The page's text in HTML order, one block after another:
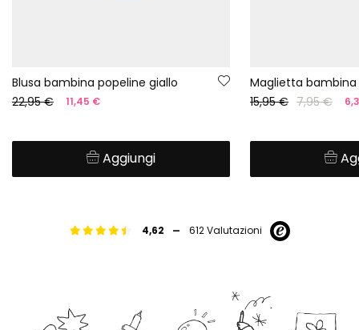
Blusa bambina popeline giallo
22,95 €
11,45 €
Aggiungi
15,95 € 7,95 €
4,62 - 612 Valutazioni